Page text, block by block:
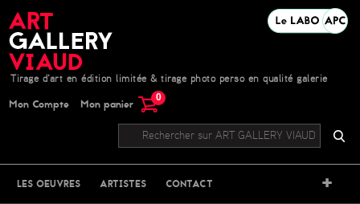
Tirage d'art en édition limitée & tirage photo perso en qualité galerie
Mon Compte Mon panier 0
LES OEUVRES ARTISTES CONTACT +